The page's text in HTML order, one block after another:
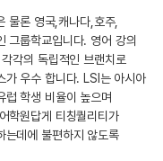
물론 영국,캐나다,호주,
그룹학교입니다. 영어 강의
각의 독립적인 브랜치로
가 우수 합니다. LSI는 아시아
럽 학생 비율이 높으며
학원답게 티칭퀄리티가
는데에 불편하지 않도록